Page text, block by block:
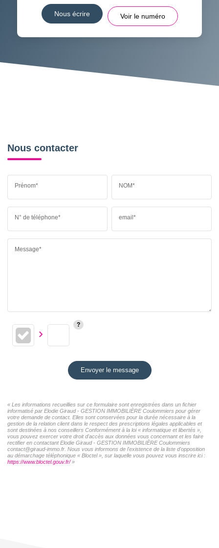
Nous écrire Voir le numéro
Nous contacter
Prénom* NOM*
N° de téléphone* email*
Message*
Envoyer le message
« Les informations recueillies sur ce formulaire sont enregistrées dans un fichier
informatisé par Elodie Giraud - GESTION IMMOBILIÈRE Coulommiers pour gérer
votre demande de contact. Elles sont conservées pour la durée nécessaire à la
gestion de la relation client dans le respect des prescriptions légales applicables et
sont destinées à nos conseillers Conformément à la loi « informatique et libertés »,
vous pouvez exercer votre droit d'accès aux données vous concernant et les faire
rectifier en contactant Elodie Giraud - GESTION IMMOBILIÈRE Coulommiers
contact@giraud-immo.fr. Nous vous informons de l'existence de la liste d'opposition
au démarchage téléphonique « Bloctel », sur laquelle vous pouvez vous inscrire ici :
https://www.bloctel.gouv.fr/»